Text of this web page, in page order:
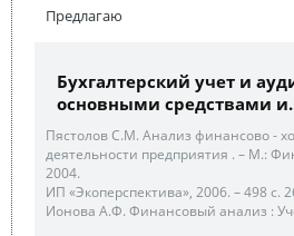
Предлагаю
Бухгалтерский учет и
основными средствами
Пястолов С.М. Анализ финансово -
деятельности предприятия . – М.:
2004.
ИП «Экоперспектива», 2006. – 498 с.
Ионова А.Ф. Финансовый анализ :